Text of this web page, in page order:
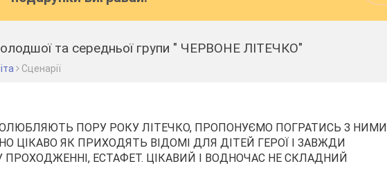
та середньої групи " ЧЕРВОНЕ ЛІТЕЧКО"
Сценарії
ПОРУ РОКУ ЛІТЕЧКО, ПРОПОНУЄМО ПОГРАТИСЬ З НИМИ
ЦІКАВО ЯК ПРИХОДЯТЬ ВІДОМІ ДЛЯ ДІТЕЙ ГЕРОЇ І ЗАВЖДИ
ЕСТАФЕТ. ЦІКАВИЙ І ВОДНОЧАС НЕ СКЛАДНИЙ